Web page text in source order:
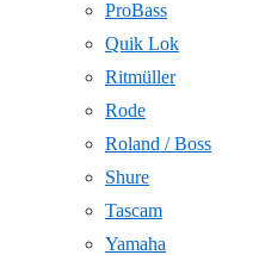
ProBass
Quik Lok
Ritmüller
Rode
Roland / Boss
Shure
Tascam
Yamaha